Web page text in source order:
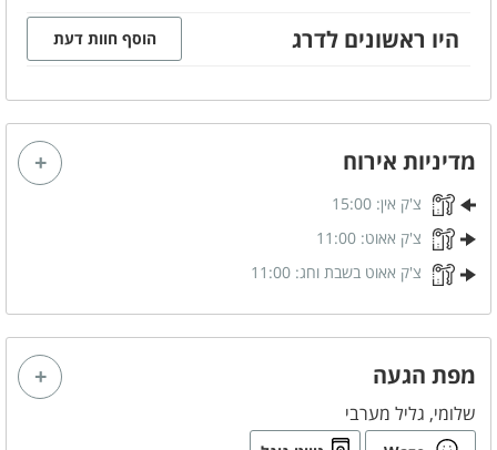
מערכת ישיבה
סלון מעוצב
קהל יעד
ציבור דתי
מתקן מים
כלי אוכל והגשה
כיור - כפול
היו ראשונים לדרג הוסף חוות דעת
מדיניות אירוח
צ'ק אין: 15:00
צ'ק אאוט: 11:00
צ'ק אאוט בשבת וחג: 11:00
מפת הגעה
שלומי, גליל מערבי